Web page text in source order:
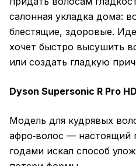
салонная укладка дома:
блестящие, здоровые.
хочет быстро высушить
или создать гладкую
Dyson Supersonic R Pro
Модель для кудрявых
афро‑волос — настоящий
годами искал способ